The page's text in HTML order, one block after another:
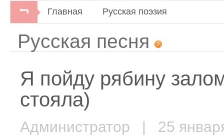
Главная Русская поэзия
Русская песня
Я пойду рябину
стояла)
Администратор | 25